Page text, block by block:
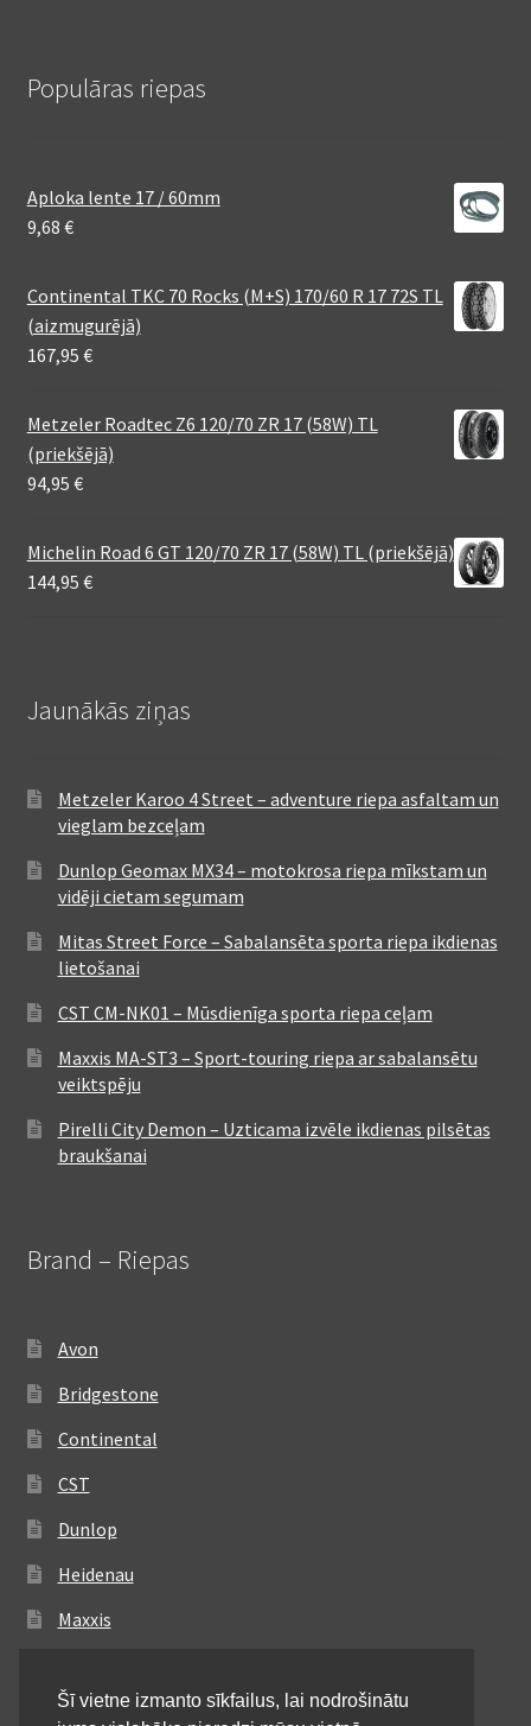
Populāras riepas
Aploka lente 17 / 60mm
9,68 €
Continental TKC 70 Rocks (M+S) 170/60 R 17 72S TL
(aizmugurējā)
167,95 €
Metzeler Roadtec Z6 120/70 ZR 17 (58W) TL
(priekšējā)
94,95 €
Michelin Road 6 GT 120/70 ZR 17 (58W) TL (priekšējā)
144,95 €
Jaunākās ziņas
Metzeler Karoo 4 Street – adventure riepa asfaltam un
vieglam bezceļam
Dunlop Geomax MX34 – motokrosa riepa mīkstam un
vidēji cietam segumam
Mitas Street Force – Sabalansēta sporta riepa ikdienas
lietošanai
CST CM-NK01 – Mūsdienīga sporta riepa ceļam
Maxxis MA-ST3 – Sport-touring riepa ar sabalansētu
veiktspēju
Pirelli City Demon – Uzticama izvēle ikdienas pilsētas
braukšanai
Brand – Riepas
Avon
Bridgestone
Continental
CST
Dunlop
Heidenau
Maxxis
Michelin
Šī vietne izmanto sīkfailus, lai nodrošinātu